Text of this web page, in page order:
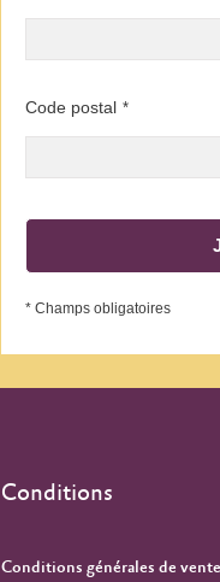
Code postal *
* Champs obligatoires
Conditions
Conditions générales de